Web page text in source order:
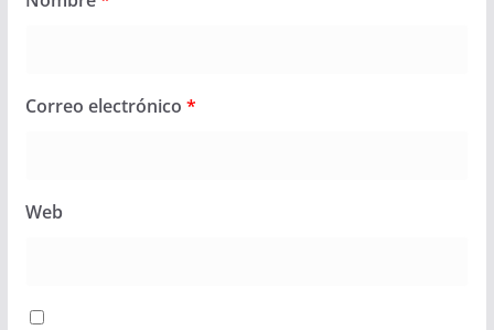
Correo electrónico *
Web